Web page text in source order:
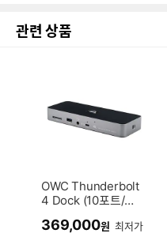
관련 상품
OWC Thunderbolt
4 Dock (10포트/썬
369,000원 최저가